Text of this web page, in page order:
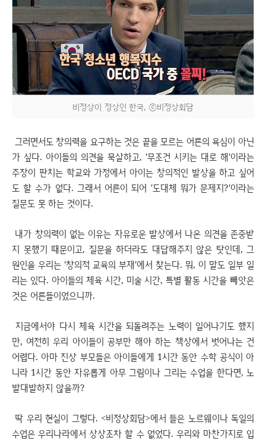
비정상이 정상인 한국, ⓒ비정상회담
그러면서도 창의력을 요구하는 것은 끝을 모르는 어른의 욕심이 아닌
가 싶다. 아이들의 의견을 묵살하고, '무조건 시키는 대로 해'이라는
주장이 판치는 학교와 가정에서 아이는 창의적인 발상을 하고 싶어
도 할 수가 없다. 그래서 어른이 되어 '도대체 뭐가 문제지?'이라는
질문도 못 하는 것이다.
내가 창의력이 없는 이유는 자유로운 발상에서 나온 의견을 존중받
지 못했기 때문이고, 질문을 하더라도 대답해주지 않은 탓인데, 그
원인을 우리는 '창의적 교육의 부재'에서 찾는다. 뭐, 이 말도 일부 일
리는 있다. 아이들의 체육 시간, 미술 시간, 특별 활동 시간을 빼앗은
것은 어른들이었으니까.
지금에서야 다시 체육 시간을 되돌려주는 노력이 일어나기도 했지
만, 여전히 우리 아이들이 공부만 해야 하는 책상에서 벗어나는 건
어렵다. 아마 진상 부모들은 아이들에게 1시간 동안 수학 공식이 아
니라 1시간 동안 자유롭게 아무 그림이나 그리는 수업을 한다면, 노
발대발하지 않을까?
딱 우리 현실이 그렇다. <비정상회담>에서 들은 노르웨이나 독일의
수업은 우리나라에서 상상조차 할 수 없었다. 우리와 마찬가지로 입